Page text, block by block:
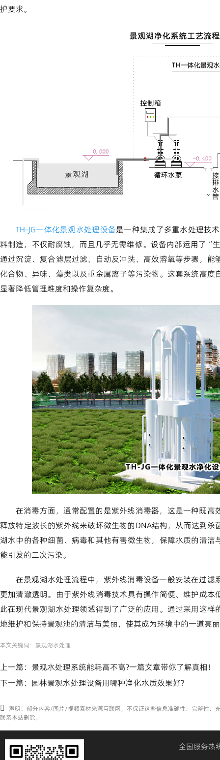
护要求。
TH-JG一体化景观水处理设备是一种集成了多重水处理技
料制造，不仅耐腐蚀，而且几乎无需维修。设备内部运用了“
通过沉淀、复合滤层过滤、自动反冲洗、高效溶氧等步骤，
化合物、异味、藻类以及重金属离子等污染物。这套系统高
显著降低管理难度和操作复杂度。
在消毒方面，通常配置的是紫外线消毒器，这是一种既
释放特定波长的紫外线来破坏微生物的DNA结构，从而达到
湖水中的各种细菌、病毒和其他有害微生物，保障水质的清
能引发的二次污染。
在景观湖水处理流程中，紫外线消毒设备一般安装在过
更加清澈透明。由于紫外线消毒技术具有操作简便、维护成
此在现代景观湖水处理领域得到了广泛的应用。通过采用这
地维护和保持景观池的清洁与美丽，使其成为环境中的一道亮
本文关键词： 景观湖水处理
上一篇： 景观水处理系统能耗高不高?一篇文章带你了解真相！
下一篇： 园林景观水处理设备用哪种净化水质效果好?
声明：部分内容/图片/视频素材来源互联网，不保证这些信息准确性、完整性、
联系本站删除。
全国服务热